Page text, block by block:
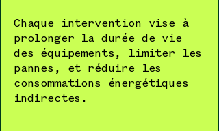
Chaque intervention vise à
prolonger la durée de vie
des équipements, limiter les
pannes, et réduire les
consommations énergétiques
indirectes.